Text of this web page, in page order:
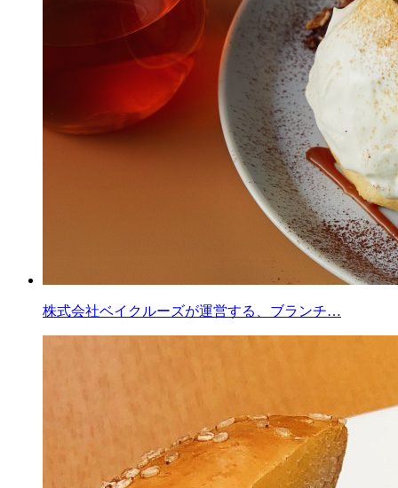
株式会社ベイクルーズが運営する、ブランチ…